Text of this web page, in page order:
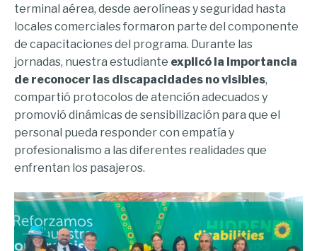
terminal aérea, desde aerolíneas y seguridad hasta
locales comerciales formaron parte del componente
de capacitaciones del programa. Durante las
jornadas, nuestra estudiante explicó la importancia
de reconocer las discapacidades no visibles,
compartió protocolos de atención adecuados y
promovió dinámicas de sensibilización para que el
personal pueda responder con empatía y
profesionalismo a las diferentes realidades que
enfrentan los pasajeros.